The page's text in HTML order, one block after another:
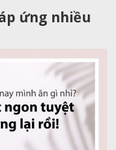
ứng nhiều